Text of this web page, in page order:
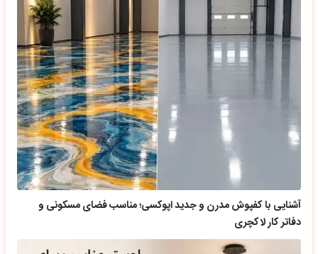
آشنایی با کفپوش مدرن و جدید اپوکسی؛ مناسب فضای مسکونی و
دفاتر کار لاکچری